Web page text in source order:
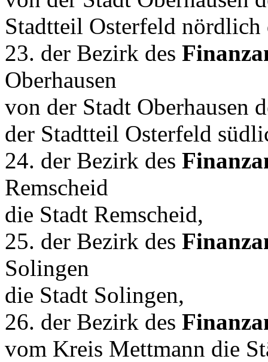
Stadtteil Osterfeld nördlich
23. der Bezirk des
Oberhausen
von der Stadt Oberhausen
der Stadtteil Osterfeld
24. der Bezirk des
Remscheid
die Stadt Remscheid,
25. der Bezirk des
Solingen
die Stadt Solingen,
26. der Bezirk des
vom Kreis Mettmann die